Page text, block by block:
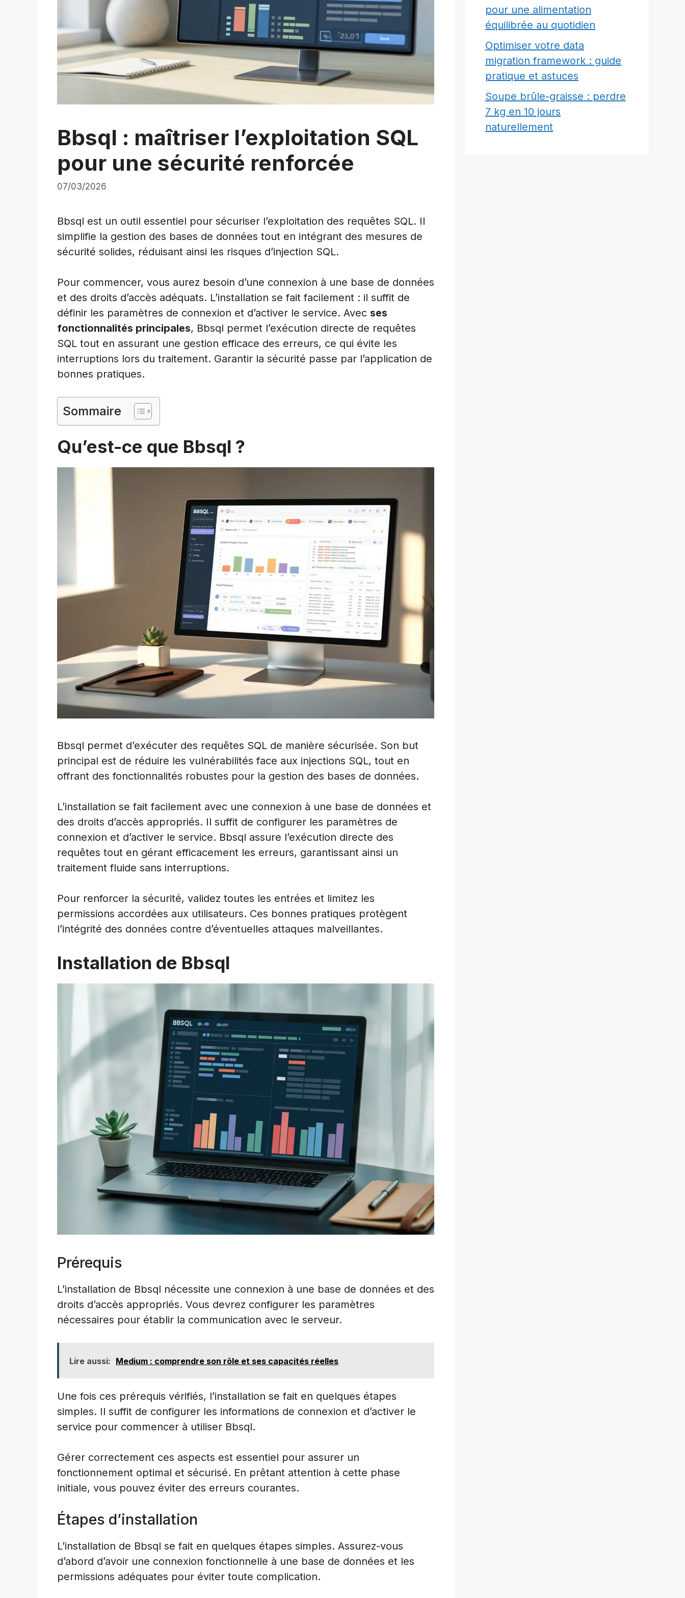
Bbsql : maîtriser l’exploitation SQL
pour une sécurité renforcée
07/03/2026
Bbsql est un outil essentiel pour sécuriser l’exploitation des requêtes SQL. Il
simplifie la gestion des bases de données tout en intégrant des mesures de
sécurité solides, réduisant ainsi les risques d’injection SQL.
Pour commencer, vous aurez besoin d’une connexion à une base de données
et des droits d’accès adéquats. L’installation se fait facilement : il suffit de
définir les paramètres de connexion et d’activer le service. Avec ses
fonctionnalités principales, Bbsql permet l’exécution directe de requêtes
SQL tout en assurant une gestion efficace des erreurs, ce qui évite les
interruptions lors du traitement. Garantir la sécurité passe par l’application de
bonnes pratiques.
Sommaire
Qu’est-ce que Bbsql ?
Bbsql permet d’exécuter des requêtes SQL de manière sécurisée. Son but
principal est de réduire les vulnérabilités face aux injections SQL, tout en
offrant des fonctionnalités robustes pour la gestion des bases de données.
L’installation se fait facilement avec une connexion à une base de données et
des droits d’accès appropriés. Il suffit de configurer les paramètres de
connexion et d’activer le service. Bbsql assure l’exécution directe des
requêtes tout en gérant efficacement les erreurs, garantissant ainsi un
traitement fluide sans interruptions.
Pour renforcer la sécurité, validez toutes les entrées et limitez les
permissions accordées aux utilisateurs. Ces bonnes pratiques protègent
l’intégrité des données contre d’éventuelles attaques malveillantes.
Installation de Bbsql
Prérequis
L’installation de Bbsql nécessite une connexion à une base de données et des
droits d’accès appropriés. Vous devrez configurer les paramètres
nécessaires pour établir la communication avec le serveur.
Lire aussi: Medium : comprendre son rôle et ses capacités réelles
Une fois ces prérequis vérifiés, l’installation se fait en quelques étapes
simples. Il suffit de configurer les informations de connexion et d’activer le
service pour commencer à utiliser Bbsql.
Gérer correctement ces aspects est essentiel pour assurer un
fonctionnement optimal et sécurisé. En prêtant attention à cette phase
initiale, vous pouvez éviter des erreurs courantes.
Étapes d’installation
L’installation de Bbsql se fait en quelques étapes simples. Assurez-vous
d’abord d’avoir une connexion fonctionnelle à une base de données et les
permissions adéquates pour éviter toute complication.
pour une alimentation
équilibrée au quotidien
Optimiser votre data
migration framework : guide
pratique et astuces
Soupe brûle-graisse : perdre
7 kg en 10 jours
naturellement